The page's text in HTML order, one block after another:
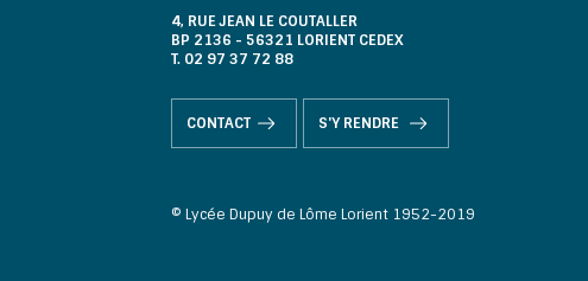
4, RUE JEAN LE COUTALLER
BP 2136 - 56321 LORIENT CEDEX
T. 02 97 37 72 88
CONTACT S'Y RENDRE
© Lycée Dupuy de Lôme Lorient 1952-2019